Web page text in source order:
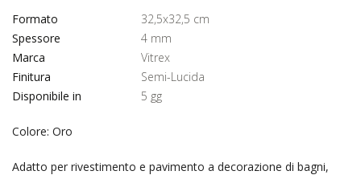
Formato
32,5x32,5 cm
Spessore
4 mm
Marca
Vitrex
Finitura
Semi-Lucida
Disponibile in
5 gg
Colore: Oro
Adatto per rivestimento e pavimento a decorazione di bagni,